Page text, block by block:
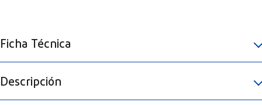
Ficha Técnica
Descripción